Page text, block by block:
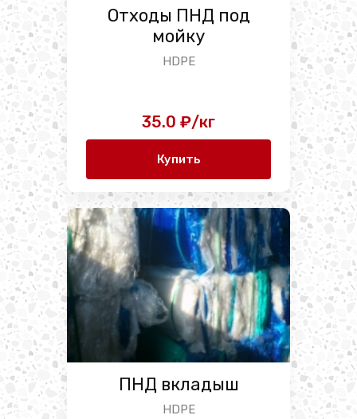
Отходы ПНД под
мойку
HDPE
35.0 ₽/кг
Купить
ПНД вкладыш
HDPE